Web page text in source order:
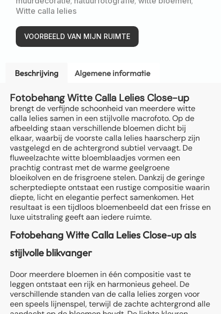
Witte calla lelies
VOORBEELD VAN MIJN RUIMTE
Beschrijving Algemene informatie
Fotobehang Witte Calla Lelies Close-up
brengt de verfijnde schoonheid van meerdere witte
calla lelies samen in een stijlvolle macrofoto. Op de
afbeelding staan verschillende bloemen dicht bij
elkaar, waarbij de voorste calla lelies haarscherp zijn
vastgelegd en de achtergrond subtiel vervaagt. De
fluweelzachte witte bloemblaadjes vormen een
prachtig contrast met de warme geelgroene
bloeikolven en de frisgroene stelen. Dankzij de geringe
scherptediepte ontstaat een rustige compositie waarin
diepte, licht en elegantie perfect samenkomen. Het
resultaat is een tijdloos bloemenbeeld dat een frisse en
luxe uitstraling geeft aan iedere ruimte.
Fotobehang Witte Calla Lelies Close-up als
stijlvolle blikvanger
Door meerdere bloemen in één compositie vast te
leggen ontstaat een rijk en harmonieus geheel. De
verschillende standen van de calla lelies zorgen voor
een speels lijnenspel, terwijl de zachte achtergrond alle